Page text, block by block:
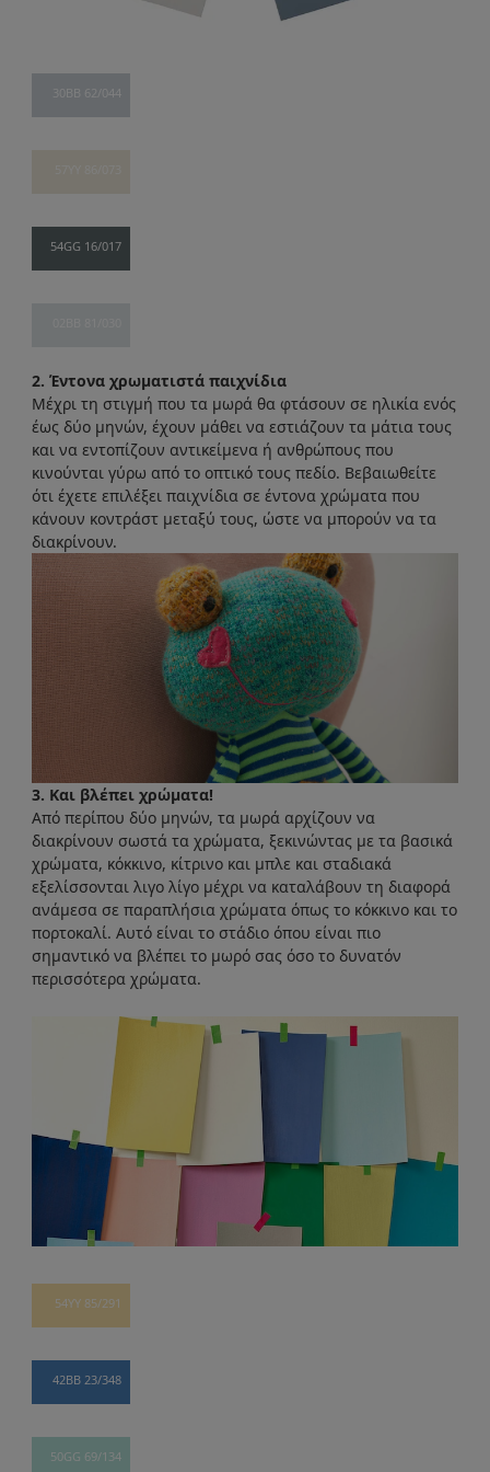
30BB 62/044
54GG 16/017
2. Έντονα χρωματιστά παιχνίδια
Μέχρι τη στιγμή που τα μωρά θα φτάσουν σε ηλικία ενός
έως δύο μηνών, έχουν μάθει να εστιάζουν τα μάτια τους
και να εντοπίζουν αντικείμενα ή ανθρώπους που
κινούνται γύρω από το οπτικό τους πεδίο. Βεβαιωθείτε
ότι έχετε επιλέξει παιχνίδια σε έντονα χρώματα που
κάνουν κοντράστ μεταξύ τους, ώστε να μπορούν να τα
διακρίνουν.
3. Και βλέπει χρώματα!
Από περίπου δύο μηνών, τα μωρά αρχίζουν να
διακρίνουν σωστά τα χρώματα, ξεκινώντας με τα βασικά
χρώματα, κόκκινο, κίτρινο και μπλε και σταδιακά
εξελίσσονται λιγο λίγο μέχρι να καταλάβουν τη διαφορά
ανάμεσα σε παραπλήσια χρώματα όπως το κόκκινο και το
πορτοκαλί. Αυτό είναι το στάδιο όπου είναι πιο
σημαντικό να βλέπει το μωρό σας όσο το δυνατόν
περισσότερα χρώματα.
54YY 85/291
42BB 23/348
50GG 69/134